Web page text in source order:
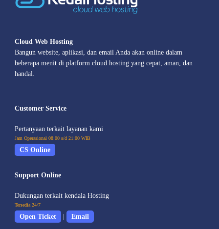
Cloud Web Hosting
Bangun website, aplikasi, dan email Anda akan online dalam
beberapa menit di platform cloud hosting yang cepat, aman, dan
handal.
Customer Service
Pertanyaan terkait layanan kami
Jam Operasional 08:00 s/d 21:00 WIB
CS Online
Support Online
Dukungan terkait kendala Hosting
Tersedia 24/7
Open Ticket Email